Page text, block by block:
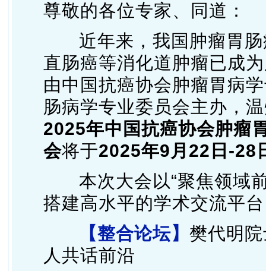
尊敬的各位专家、同道：
近年来，我国肿瘤胃
直肠癌等消化道肿瘤已成
由中国抗癌协会肿瘤胃病
肠病学专业委员会主办，
2025年中国抗癌协会肿瘤
会将于2025年9月22日-28
本次大会以“聚焦领域
搭建高水平的学术交流平
【整合论坛】 樊代明
人共话前沿